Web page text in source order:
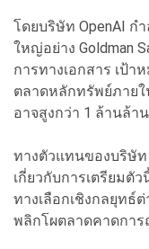
โดยบริษัท OpenAI ก
ใหญ่อย่าง Goldman
การทางเอกสาร เป้
ตลาดหลักทรัพย์ภาย
อาจสูงกว่า 1 ล้านล้า
ทางตัวแทนของบริษัท
เกี่ยวกับการเตรียมตั
ทางเลือกเชิงกลยุทธ์
พลิกโผตลาดคาดการ